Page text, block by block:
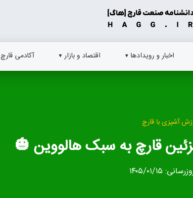
اخبار و رویدادها اقتصاد و بازار آکادمی قارچ
آشپزی با قارچ
قارچ به سبک هالووین 🎃
۱۴۰۵/۰۱/۱۵